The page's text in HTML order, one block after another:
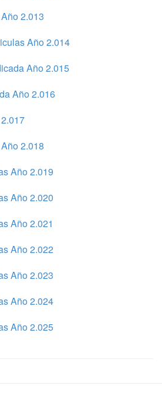
2.013
Año 2.014
Año 2.015
Año 2.016
2.018
Año 2.019
Año 2.020
Año 2.021
Año 2.022
Año 2.023
Año 2.024
Año 2.025